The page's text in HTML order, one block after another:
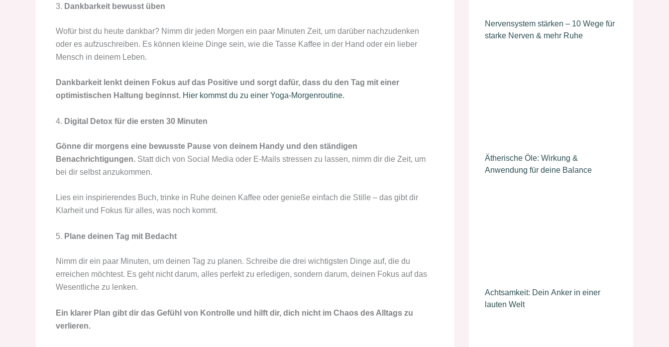
3. Dankbarkeit bewusst üben
Wofür bist du heute dankbar? Nimm dir jeden Morgen ein paar Minuten Zeit, um darüber nachzudenken
oder es aufzuschreiben. Es können kleine Dinge sein, wie die Tasse Kaffee in der Hand oder ein lieber
Mensch in deinem Leben.
Dankbarkeit lenkt deinen Fokus auf das Positive und sorgt dafür, dass du den Tag mit einer
optimistischen Haltung beginnst. Hier kommst du zu einer Yoga-Morgenroutine.
4. Digital Detox für die ersten 30 Minuten
Gönne dir morgens eine bewusste Pause von deinem Handy und den ständigen
Benachrichtigungen. Statt dich von Social Media oder E-Mails stressen zu lassen, nimm dir die Zeit, um
bei dir selbst anzukommen.
Lies ein inspirierendes Buch, trinke in Ruhe deinen Kaffee oder genieße einfach die Stille – das gibt dir
Klarheit und Fokus für alles, was noch kommt.
5. Plane deinen Tag mit Bedacht
Nimm dir ein paar Minuten, um deinen Tag zu planen. Schreibe die drei wichtigsten Dinge auf, die du
erreichen möchtest. Es geht nicht darum, alles perfekt zu erledigen, sondern darum, deinen Fokus auf das
Wesentliche zu lenken.
Ein klarer Plan gibt dir das Gefühl von Kontrolle und hilft dir, dich nicht im Chaos des Alltags zu
verlieren.
Nervensystem stärken – 10 Wege für
starke Nerven & mehr Ruhe
Ätherische Öle: Wirkung &
Anwendung für deine Balance
Achtsamkeit: Dein Anker in einer
lauten Welt